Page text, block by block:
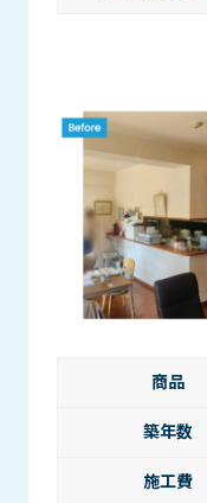
商品
築年数
施工費